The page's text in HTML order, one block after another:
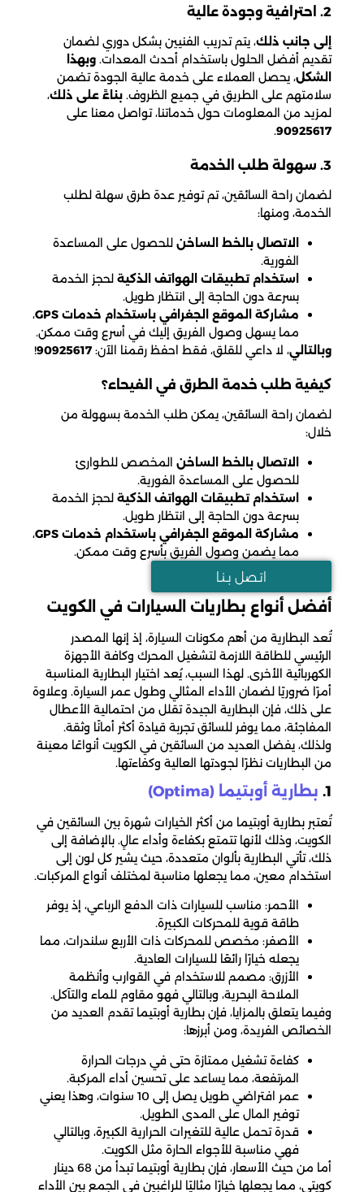
2. احترافية وجودة عالية
إلى جانب ذلك، يتم تدريب الفنيين بشكل دوري لضمان
تقديم أفضل الحلول باستخدام أحدث المعدات. وبهذا
الشكل، يحصل العملاء على خدمة عالية الجودة تضمن
سلامتهم على الطريق في جميع الظروف. بناءً على ذلك،
لمزيد من المعلومات حول خدماتنا، تواصل معنا على
90925617
.
3. سهولة طلب الخدمة
لضمان راحة السائقين، تم توفير عدة طرق سهلة لطلب
الخدمة، ومنها:
الاتصال بالخط الساخن للحصول على المساعدة
الفورية.
استخدام تطبيقات الهواتف الذكية لحجز الخدمة
بسرعة دون الحاجة إلى انتظار طويل.
مشاركة الموقع الجغرافي باستخدام خدمات GPS
،
مما يسهل وصول الفريق إليك في أسرع وقت ممكن.
وبالتالي، لا داعي للقلق، فقط احفظ رقمنا الآن: 90925617
!
كيفية طلب خدمة الطرق في الفيحاء؟
لضمان راحة السائقين، يمكن طلب الخدمة بسهولة من
خلال:
الاتصال بالخط الساخن المخصص للطوارئ
للحصول على المساعدة الفورية.
استخدام تطبيقات الهواتف الذكية لحجز الخدمة
بسرعة دون الحاجة إلى انتظار طويل.
مشاركة الموقع الجغرافي باستخدام خدمات GPS
،
مما يضمن وصول الفريق بأسرع وقت ممكن.
اتـصل بـنـا
أفضل أنواع بطاريات السيارات في الكويت
تُعد البطارية من أهم مكونات السيارة، إذ إنها المصدر
الرئيسي للطاقة اللازمة لتشغيل المحرك وكافة الأجهزة
الكهربائية الأخرى. لهذا السبب، يُعد اختيار البطارية المناسبة
أمرًا ضروريًا لضمان الأداء المثالي وطول عمر السيارة. وعلاوة
على ذلك، فإن البطارية الجيدة تقلل من احتمالية الأعطال
المفاجئة، مما يوفر للسائق تجربة قيادة أكثر أمانًا وثقة.
ولذلك، يفضل العديد من السائقين في الكويت أنواعًا معينة
من البطاريات نظرًا لجودتها العالية وكفاءتها.
1. بطارية أوبتيما (Optima)
تُعتبر بطارية أوبتيما من أكثر الخيارات شهرة بين السائقين في
الكويت، وذلك لأنها تتمتع بكفاءة وأداء عالٍ. بالإضافة إلى
ذلك، تأتي البطارية بألوان متعددة، حيث يشير كل لون إلى
استخدام معين، مما يجعلها مناسبة لمختلف أنواع المركبات.
الأحمر: مناسب للسيارات ذات الدفع الرباعي، إذ يوفر
طاقة قوية للمحركات الكبيرة.
الأصفر: مخصص للمحركات ذات الأربع سلندرات، مما
يجعله خيارًا رائعًا للسيارات العادية.
الأزرق: مصمم للاستخدام في القوارب وأنظمة
الملاحة البحرية، وبالتالي فهو مقاوم للماء والتآكل.
وفيما يتعلق بالمزايا، فإن بطارية أوبتيما تقدم العديد من
الخصائص الفريدة، ومن أبرزها:
كفاءة تشغيل ممتازة حتى في درجات الحرارة
المرتفعة، مما يساعد على تحسين أداء المركبة.
عمر افتراضي طويل يصل إلى 10 سنوات، وهذا يعني
توفير المال على المدى الطويل.
قدرة تحمل عالية للتغيرات الحرارية الكبيرة، وبالتالي
فهي مناسبة للأجواء الحارة مثل الكويت.
أما من حيث الأسعار، فإن بطارية أوبتيما تبدأ من 68 دينار
كويتي، مما يجعلها خيارًا مثاليًا للراغبين في الجمع بين الأداء